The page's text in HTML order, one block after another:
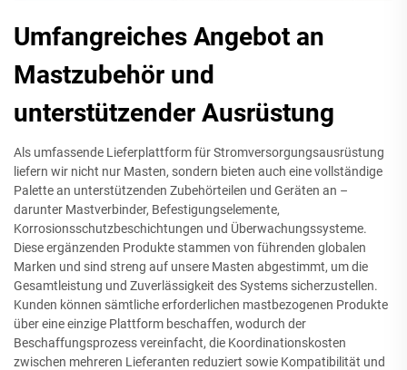
Umfangreiches Angebot an
Mastzubehör und
unterstützender Ausrüstung
Als umfassende Lieferplattform für Stromversorgungsausrüstung
liefern wir nicht nur Masten, sondern bieten auch eine vollständige
Palette an unterstützenden Zubehörteilen und Geräten an –
darunter Mastverbinder, Befestigungselemente,
Korrosionsschutzbeschichtungen und Überwachungssysteme.
Diese ergänzenden Produkte stammen von führenden globalen
Marken und sind streng auf unsere Masten abgestimmt, um die
Gesamtleistung und Zuverlässigkeit des Systems sicherzustellen.
Kunden können sämtliche erforderlichen mastbezogenen Produkte
über eine einzige Plattform beschaffen, wodurch der
Beschaffungsprozess vereinfacht, die Koordinationskosten
zwischen mehreren Lieferanten reduziert sowie Kompatibilität und